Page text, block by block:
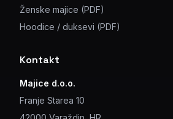
Ženske majice (PDF)
Hoodice / duksevi (PDF)
Kontakt
Majice d.o.o.
Franje Starea 10